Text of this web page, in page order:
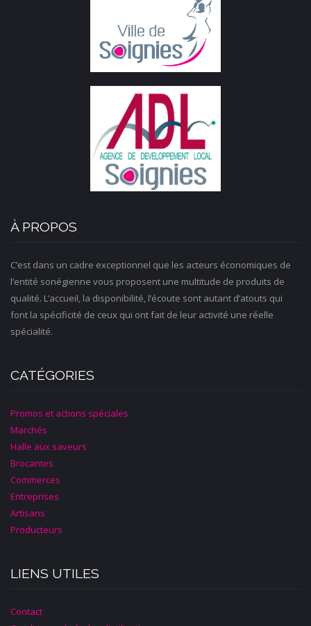
À PROPOS
C’est dans un cadre exceptionnel que les acteurs économiques de
l’entité sonégienne vous proposent une multitude de produits de
qualité. L’accueil, la disponibilité, l’écoute sont autant d’atouts qui
font la spécificité de ceux qui ont fait de leur activité une réelle
spécialité.
CATÉGORIES
Promos et actions spéciales
Marchés
Halle aux saveurs
Brocantes
Commerces
Entreprises
Artisans
Producteurs
LIENS UTILES
Contact